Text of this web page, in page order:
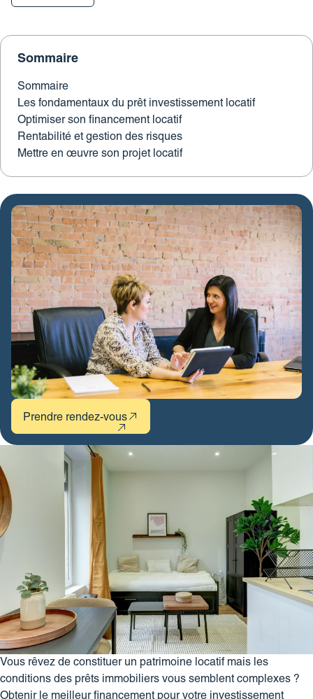
Revue de presse
Nos coordonnées
Impôt sur la plus-value
Découvrir votre profil investisseur
Sommaire
Sommaire
Les fondamentaux du prêt investissement locatif
Optimiser son financement locatif
Rentabilité et gestion des risques
Mettre en œuvre son projet locatif
Prendre rendez-vous
Vous rêvez de constituer un patrimoine locatif mais les
conditions des prêts immobiliers vous semblent complexes ?
Obtenir le meilleur financement pour votre investissement